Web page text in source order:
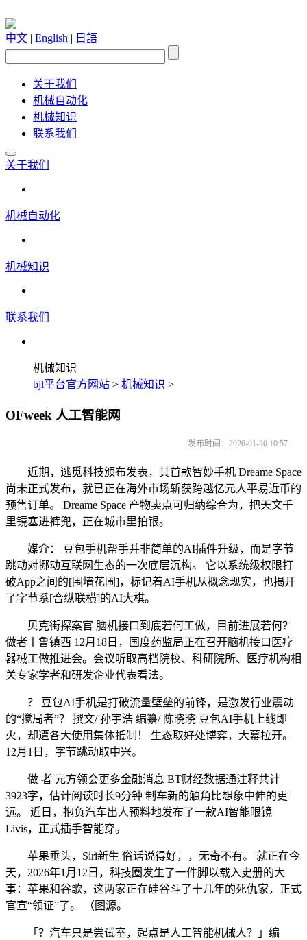
中文 | English | 日語
关于我们
机械自动化
机械知识
联系我们
关于我们
机械自动化
机械知识
联系我们
机械知识
bjl平台官方网站 > 机械知识 >
OFweek 人工智能网
发布时间：2026-01-30 10:57
近期，逃觅科技颁布发表，其首款智妙手机 Dreame Space
尚未正式发布，就已正在海外市场斩获跨越亿元人平易近币的
预售订单。 Dreame Space 产物卖点可归纳综合为，把天文千
里镜塞进裤兜，正在城市里拍银。
媒介： 豆包手机帮手并非简单的AI插件升级，而是字节
跳动对挪动互联网生态的一次底层沉构。 它以系统级权限打
破App之间的[围墙花圃]，标记着AI手机从概念现实，也揭开
了字节系[合纵联横]的AI大棋。
贝克街探案官 脑机接口到底若何工做，目前进展若何？
做者丨鲁镇西 12月18日，国度药监局正在召开脑机接口医疗
器械工做推进会。会议听取高档院校、科研院所、医疗机构相
关专家学者和研发企业代表看法。
？ 豆包AI手机是打破流量壁垒的前锋，是激发行业震动
的“搅局者”？ 撰文/ 孙宇浩 编纂/ 陈晓晓 豆包AI手机上线即
火，却遭各大使用集体抵制！ 生态取好处博弈，大幕拉开。
12月1日，字节跳动取中兴。
做 者 元方领会更多金融消息 BT财经数据通注释共计
3923字，估计阅读时长9分钟 制车新的触角比想象中伸的更
远。 近日，抱负汽车出人预料地发布了一款AI智能眼镜
Livis，正式插手智能穿。
苹果垂头，Siri新生 俗话说得好，，无奇不有。 就正在今
天，2026年1月12日，科技圈发生了一件脚以载入史册的大
事：苹果和谷歌，这两家正在硅谷斗了十几年的死仇家，正式
官宣“领证”了。 （图源。
「？汽车只是尝试室，起点是人工智能机械人？」编